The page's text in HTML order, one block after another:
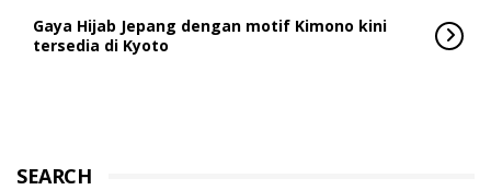
Gaya Hijab Jepang dengan motif Kimono kini
tersedia di Kyoto
SEARCH